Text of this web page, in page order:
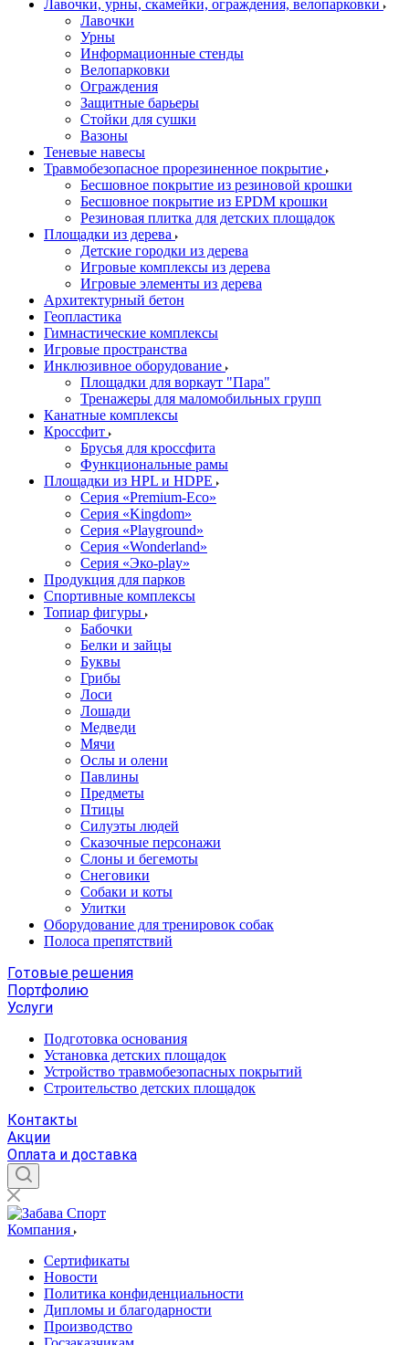
Лавочки, урны, скамейки, ограждения, велопарковки
Лавочки
Урны
Информационные стенды
Велопарковки
Ограждения
Защитные барьеры
Стойки для сушки
Вазоны
Теневые навесы
Травмобезопасное прорезиненное покрытие
Бесшовное покрытие из резиновой крошки
Бесшовное покрытие из EPDM крошки
Резиновая плитка для детских площадок
Площадки из дерева
Детские городки из дерева
Игровые комплексы из дерева
Игровые элементы из дерева
Архитектурный бетон
Геопластика
Гимнастические комплексы
Игровые пространства
Инклюзивное оборудование
Площадки для воркаут "Пара"
Тренажеры для маломобильных групп
Канатные комплексы
Кроссфит
Брусья для кроссфита
Функциональные рамы
Площадки из HPL и HDPE
Серия «Premium-Eco»
Серия «Kingdom»
Серия «Playground»
Серия «Wonderland»
Серия «Эко-play»
Продукция для парков
Спортивные комплексы
Топиар фигуры
Бабочки
Белки и зайцы
Буквы
Грибы
Лоси
Лошади
Медведи
Мячи
Ослы и олени
Павлины
Предметы
Птицы
Силуэты людей
Сказочные персонажи
Слоны и бегемоты
Снеговики
Собаки и коты
Улитки
Оборудование для тренировок собак
Полоса препятствий
Готовые решения
Портфолию
Услуги
Подготовка основания
Установка детских площадок
Устройство травмобезопасных покрытий
Строительство детских площадок
Контакты
Акции
Оплата и доставка
Компания
Сертификаты
Новости
Политика конфиденциальности
Дипломы и благодарности
Производство